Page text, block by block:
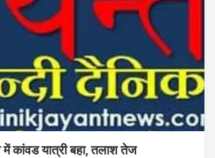
कांवड यात्री बहा, तलाश तेज